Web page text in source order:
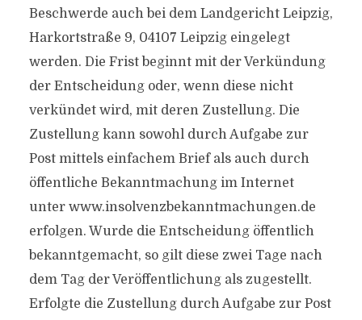
Beschwerde auch bei dem Landgericht Leipzig,
Harkortstraße 9, 04107 Leipzig eingelegt
werden. Die Frist beginnt mit der Verkündung
der Entscheidung oder, wenn diese nicht
verkündet wird, mit deren Zustellung. Die
Zustellung kann sowohl durch Aufgabe zur
Post mittels einfachem Brief als auch durch
öffentliche Bekanntmachung im Internet
unter www.insolvenzbekanntmachungen.de
erfolgen. Wurde die Entscheidung öffentlich
bekanntgemacht, so gilt diese zwei Tage nach
dem Tag der Veröffentlichung als zugestellt.
Erfolgte die Zustellung durch Aufgabe zur Post